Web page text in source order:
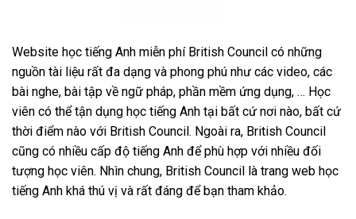
Website học tiếng Anh miễn phí British Council có những
nguồn tài liệu rất đa dạng và phong phú như các video, các
bài nghe, bài tập về ngữ pháp, phần mềm ứng dụng, … Học
viên có thể tận dụng học tiếng Anh tại bất cứ nơi nào, bất cứ
thời điểm nào với British Council. Ngoài ra, British Council
cũng có nhiều cấp độ tiếng Anh để phù hợp với nhiều đối
tượng học viên. Nhìn chung, British Council là trang web học
tiếng Anh khá thú vị và rất đáng để bạn tham khảo.